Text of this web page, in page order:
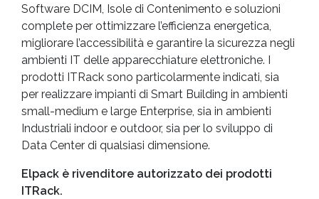
Software DCIM, Isole di Contenimento e soluzioni
complete per ottimizzare l’efficienza energetica,
migliorare l’accessibilità e garantire la sicurezza negli
ambienti IT delle apparecchiature elettroniche. I
prodotti ITRack sono particolarmente indicati, sia
per realizzare impianti di Smart Building in ambienti
small-medium e large Enterprise, sia in ambienti
Industriali indoor e outdoor, sia per lo sviluppo di
Data Center di qualsiasi dimensione.
Elpack è rivenditore autorizzato dei prodotti
ITRack.